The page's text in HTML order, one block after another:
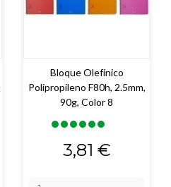
Bloque Olefínico
Polipropileno F80h, 2.5mm,
90g, Color 8
Precio
3,81 €